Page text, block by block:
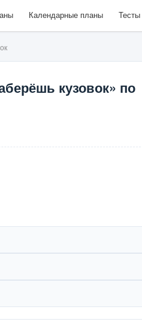
Календарные планы Тесты
кузовок» по